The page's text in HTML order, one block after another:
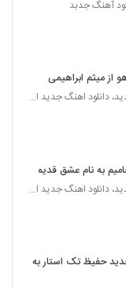
گرشاسبی
زندگی
تو که نباشى
آهنگ جدبد
از میثم ابراهیمی
دانلود آهنگ جدید، دانلود اهنگ جدید ایرانی
به نام عشق قدیمی
دانلود آهنگ جدید، دانلود اهنگ جدید ایرانی
حفیظ تک استار به